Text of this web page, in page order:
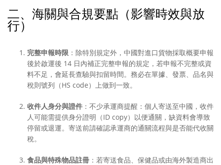
二、海關與合規要點（影響時效與放
行）
完整申報時限 ：除特別規定外，中國對進口貨物採取概要申報
後於啟運後 14 日內補正完整申報的規定，若申報不完整或資
料不足，會延長查驗與扣留時間。務必在單據、發票、品名與
稅則號列（HS code）上做到一致。
收件人身分與證件 ：不少承運商提醒：個人寄送至中國，收件
人可能需提供身分證明（ID copy）以便通關，缺資料會導致
停留或退運。寄送前請確認承運商的通關流程與是否能代收關
稅。
食品與特殊物品註冊 ：若寄送食品、保健品或由海外製造商出